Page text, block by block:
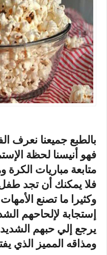
بالطبع جميعنا نعرف
فهو أنيسنا لحظة
متابعة مباريات
فلا يمكنك أن تجد طفل
وكثيرا ما تصنع
إستجابة لإلحاحهم
يرجع إلي حبهم
ومذاقه المميز الذي